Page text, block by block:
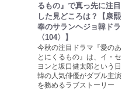
るもの』で真っ先に注目
した見どころは？【康熙
奉のサランヘジョ韓ドラ
〈104〉】
今秋の注目ドラマ『愛のあ
とにくるもの』は、イ・セ
ヨンと坂口健太郎という日
韓の人気俳優がダブル主演
を務めるラブストーリー